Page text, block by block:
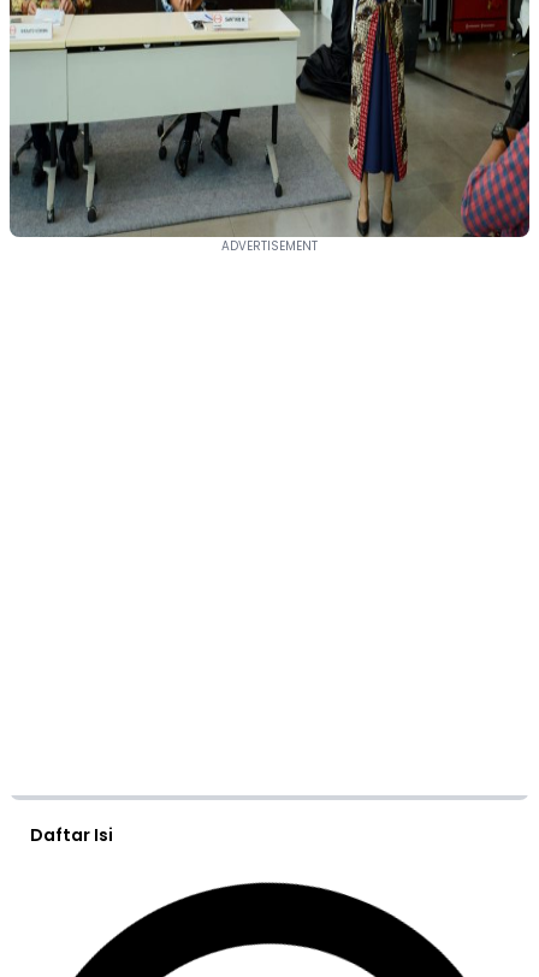
Daftar Isi